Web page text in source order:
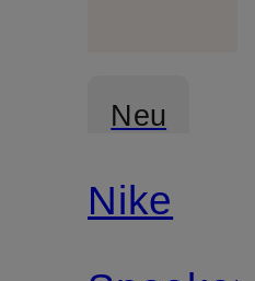
Neu
Nike